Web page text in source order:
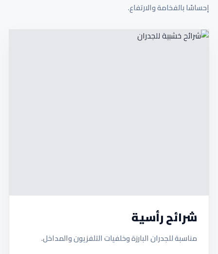
إحساسًا بالفخامة والارتفاع.
شرائح رأسية
مناسبة للجدران البارزة وخلفيات التلفزيون والمداخل.